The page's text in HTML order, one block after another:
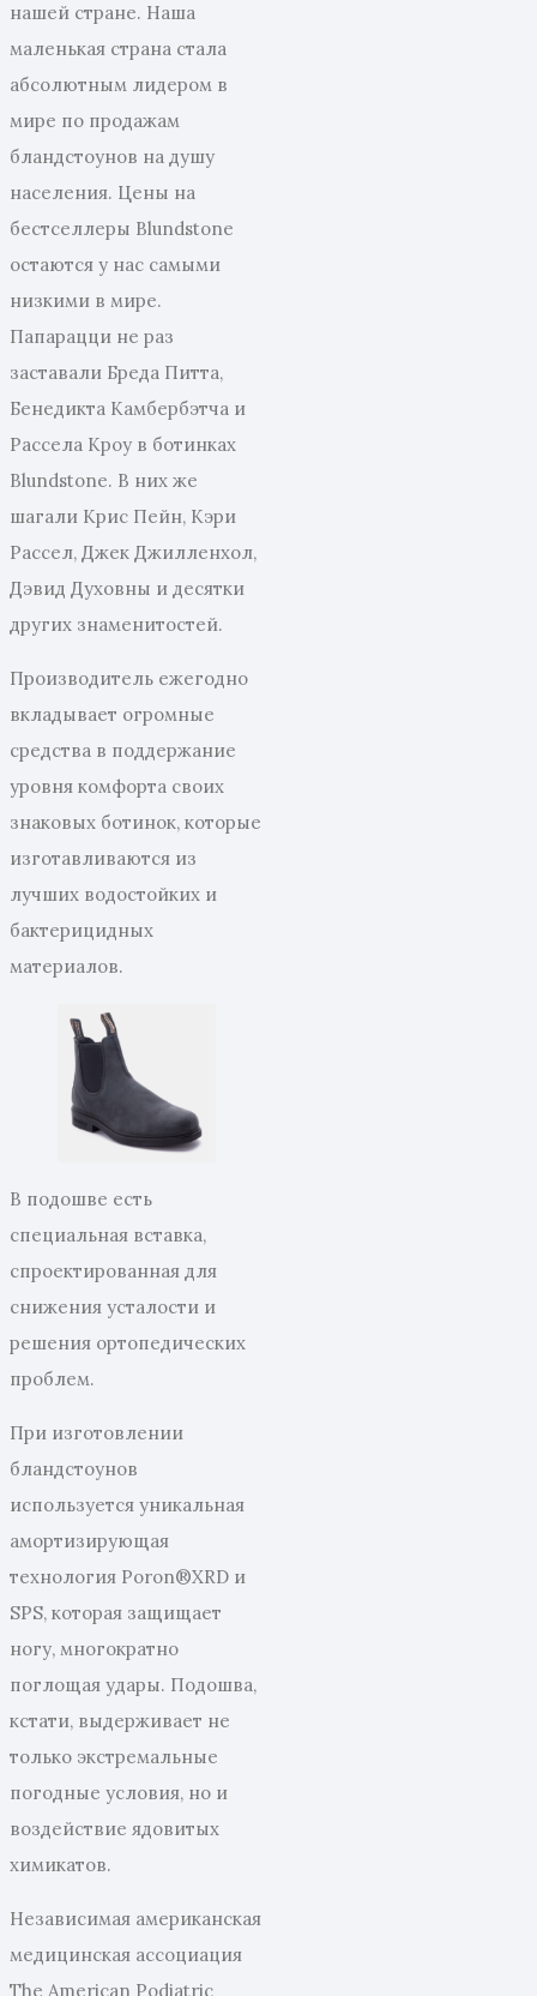
нашей стране. Наша
маленькая страна стала
абсолютным лидером в
мире по продажам
бландстоунов на душу
населения. Цены на
бестселлеры Blundstone
остаются у нас самыми
низкими в мире.
Папарацци не раз
заставали Бреда Питта,
Бенедикта Камбербэтча и
Рассела Кроу в ботинках
Blundstone. В них же
шагали Крис Пейн, Кэри
Рассел, Джек Джилленхол,
Дэвид Духовны и десятки
других знаменитостей.
Производитель ежегодно
вкладывает огромные
средства в поддержание
уровня комфорта своих
знаковых ботинок, которые
изготавливаются из
лучших водостойких и
бактерицидных
материалов.
В подошве есть
специальная вставка,
спроектированная для
снижения усталости и
решения ортопедических
проблем.
При изготовлении
бландстоунов
используется уникальная
амортизирующая
технология Poron®XRD и
SPS, которая защищает
ногу, многократно
поглощая удары. Подошва,
кстати, выдерживает не
только экстремальные
погодные условия, но и
воздействие ядовитых
химикатов.
Независимая американская
медицинская ассоциация
The American Podiatric